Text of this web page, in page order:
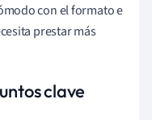
con el formato e
prestar más
clave